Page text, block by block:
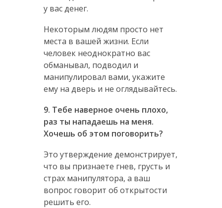
у вас денег.
Некоторым людям просто нет
места в вашей жизни. Если
человек неоднократно вас
обманывал, подводил и
манипулировал вами, укажите
ему на дверь и не оглядывайтесь.
9. Тебе наверное очень плохо,
раз ты нападаешь на меня.
Хочешь об этом поговорить?
Это утверждение демонстрирует,
что вы признаете гнев, грусть и
страх манипулятора, а ваш
вопрос говорит об открытости
решить его.